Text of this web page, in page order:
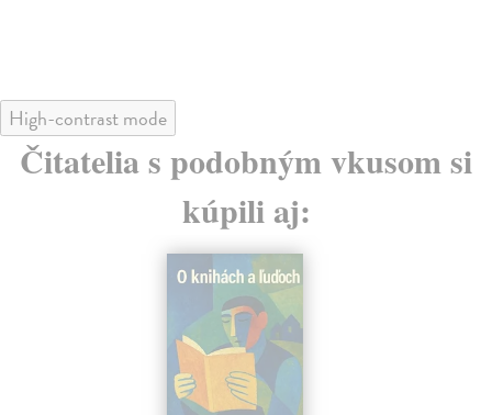
High-contrast mode
Čitatelia s podobným vkusom si
kúpili aj: